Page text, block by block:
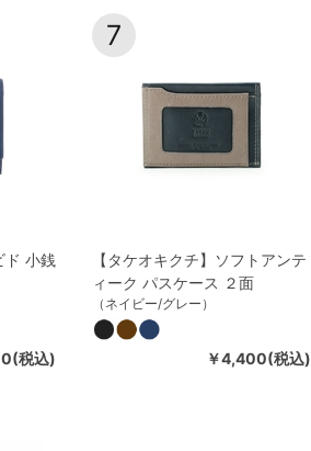
ド 小銭
税込)
7
【タケオキクチ】ソフトアンテ
ィーク パスケース ２面
（ネイビー/グレー）
￥4,400(税込)